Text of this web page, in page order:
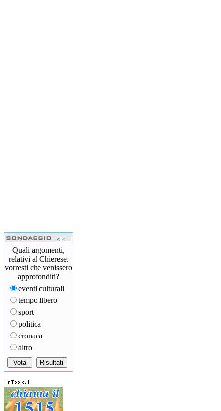
Quali argomenti,
relativi al Chierese,
vorresti che venissero
approfonditi?
eventi culturali
tempo libero
sport
politica
cronaca
altro